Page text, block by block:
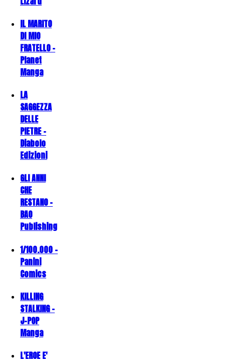
IL MARITO
DI MIO
FRATELLO -
Planet
Manga
LA
SAGGEZZA
DELLE
PIETRE -
Diabolo
Edizioni
GLI ANNI
CHE
RESTANO -
BAO
Publishing
1/100.000 -
Panini
Comics
KILLING
STALKING -
J-POP
Manga
L'EROE E'